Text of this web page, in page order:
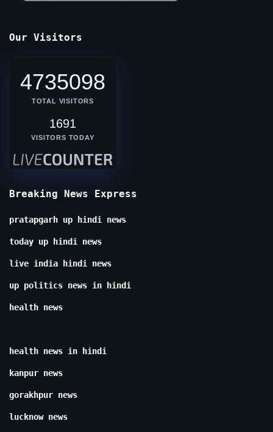
Our Visitors
4735098
TOTAL VISITORS
1691
VISITORS TODAY
Breaking News Express
pratapgarh up hindi news
today up hindi news
live india hindi news
up politics news in hindi
health news
health news in hindi
kanpur news
gorakhpur news
lucknow news